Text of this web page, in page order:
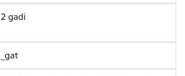
2 gadi
_gat